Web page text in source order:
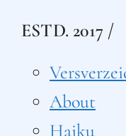
ESTD. 2017 /
About
Haiku